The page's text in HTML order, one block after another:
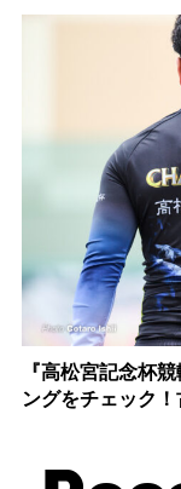
『高松宮記念杯
ングをチェック